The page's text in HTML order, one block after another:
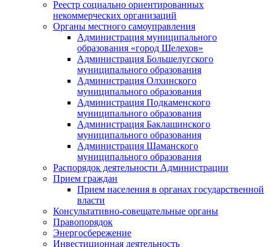
Реестр социально ориентированных
некоммерческих организаций
Органы местного самоуправления
Администрация муниципального
образования «город Шелехов»
Администрация Большелугского
муниципального образования
Администрация Олхинского
муниципального образования
Администрация Подкаменского
муниципального образования
Администрация Баклашинского
муниципального образования
Администрация Шаманского
муниципального образования
Распорядок деятельности Администрации
Прием граждан
Прием населения в органах государственной
власти
Консультативно-совещательные органы
Правопорядок
Энергосбережение
Инвестиционная деятельность